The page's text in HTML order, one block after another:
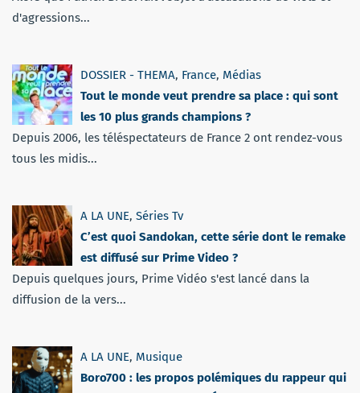
d'agressions...
DOSSIER - THEMA, France, Médias
Tout le monde veut prendre sa place : qui sont
les 10 plus grands champions ?
Depuis 2006, les téléspectateurs de France 2 ont rendez-vous
tous les midis...
A LA UNE, Séries Tv
C’est quoi Sandokan, cette série dont le remake
est diffusé sur Prime Video ?
Depuis quelques jours, Prime Vidéo s'est lancé dans la
diffusion de la vers...
A LA UNE, Musique
Boro700 : les propos polémiques du rappeur qui